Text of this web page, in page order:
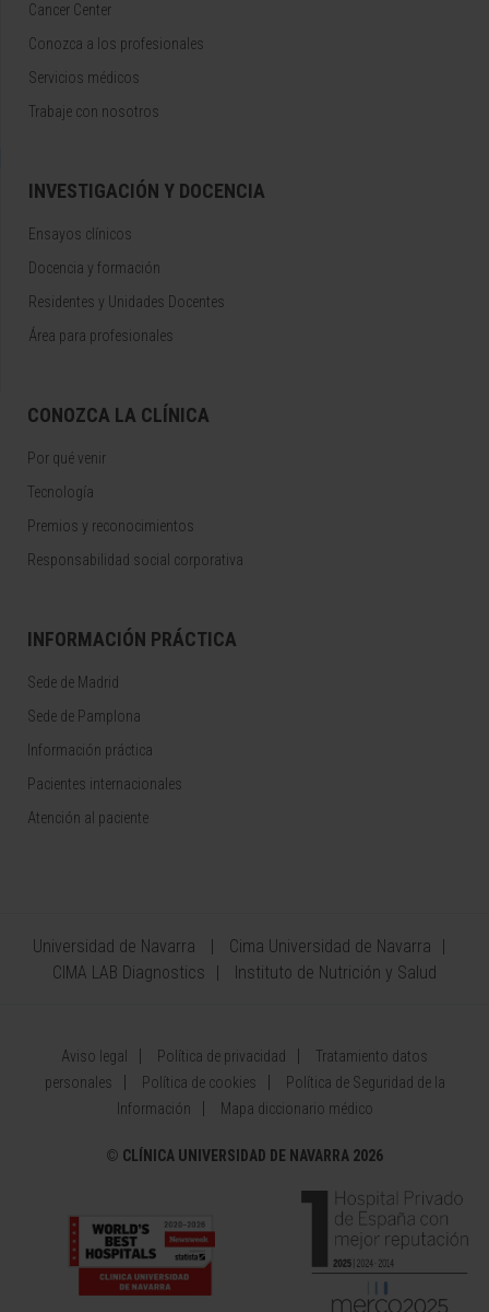
Cancer Center
Conozca a los profesionales
Servicios médicos
Trabaje con nosotros
INVESTIGACIÓN Y DOCENCIA
Ensayos clínicos
Docencia y formación
Residentes y Unidades Docentes
Área para profesionales
CONOZCA LA CLÍNICA
Por qué venir
Tecnología
Premios y reconocimientos
Responsabilidad social corporativa
INFORMACIÓN PRÁCTICA
Sede de Madrid
Sede de Pamplona
Información práctica
Pacientes internacionales
Atención al paciente
Universidad de Navarra
Cima Universidad de Navarra
CIMA LAB Diagnostics
Instituto de Nutrición y Salud
Aviso legal Política de privacidad
Tratamiento datos
personales
Política de cookies
Política de Seguridad de la
Información
Mapa diccionario médico
© CLÍNICA UNIVERSIDAD DE NAVARRA 2026